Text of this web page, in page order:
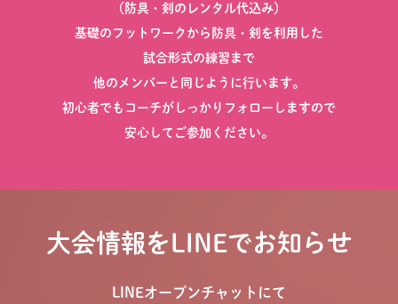
（防具・剣のレンタル代込み）
基礎のフットワークから防具・剣を利用した
試合形式の練習まで
他のメンバーと同じように行います。
初心者でもコーチがしっかりフォローしますので
安心してご参加ください。
大会情報をLINEでお知らせ
LINEオープンチャットにて